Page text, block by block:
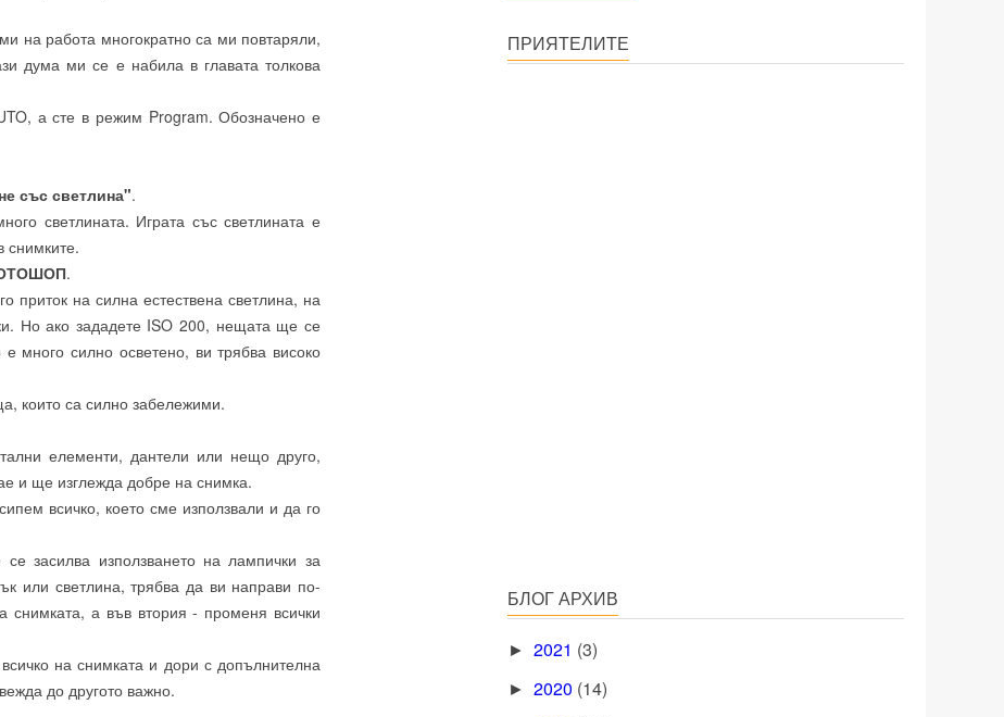
на работа многократно са ми повтаряли,
дума ми се е набила в главата толкова
а сте в режим Program. Обозначено е
със светлина".
светлината. Играта със светлината е
снимките.
.
на силна естествена светлина, на
Но ако зададете ISO 200, нещата ще се
много силно осветено, ви трябва високо
които са силно забележими.
елементи, дантели или нещо друго,
и ще изглежда добре на снимка.
всичко, което сме използвали и да го
засилва използването на лампички за
или светлина, трябва да ви направи по-
снимката, а във втория - променя всички
на снимката и дори с допълнителна
до другото важно.
ПРИЯТЕЛИТЕ
БЛОГ АРХИВ
► 2021 (3)
► 2020 (14)